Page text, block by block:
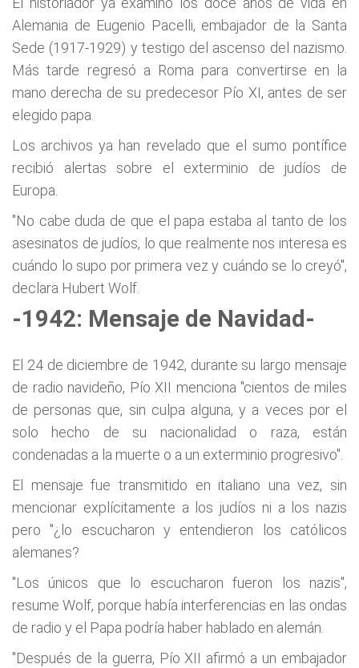
Alemania de Eugenio Pacelli, embajador de la Santa
Sede (1917-1929) y testigo del ascenso del nazismo.
Más tarde regresó a Roma para convertirse en la
mano derecha de su predecesor Pío XI, antes de ser
elegido papa.
Los archivos ya han revelado que el sumo pontífice
recibió alertas sobre el exterminio de judíos de
Europa.
"No cabe duda de que el papa estaba al tanto de los
asesinatos de judíos, lo que realmente nos interesa es
cuándo lo supo por primera vez y cuándo se lo creyó",
declara Hubert Wolf.
-1942: Mensaje de Navidad-
El 24 de diciembre de 1942, durante su largo mensaje
de radio navideño, Pío XII menciona "cientos de miles
de personas que, sin culpa alguna, y a veces por el
solo hecho de su nacionalidad o raza, están
condenadas a la muerte o a un exterminio progresivo".
El mensaje fue transmitido en italiano una vez, sin
mencionar explícitamente a los judíos ni a los nazis
pero "¿lo escucharon y entendieron los católicos
alemanes?
"Los únicos que lo escucharon fueron los nazis",
resume Wolf, porque había interferencias en las ondas
de radio y el Papa podría haber hablado en alemán.
"Después de la guerra, Pío XII afirmó a un embajador